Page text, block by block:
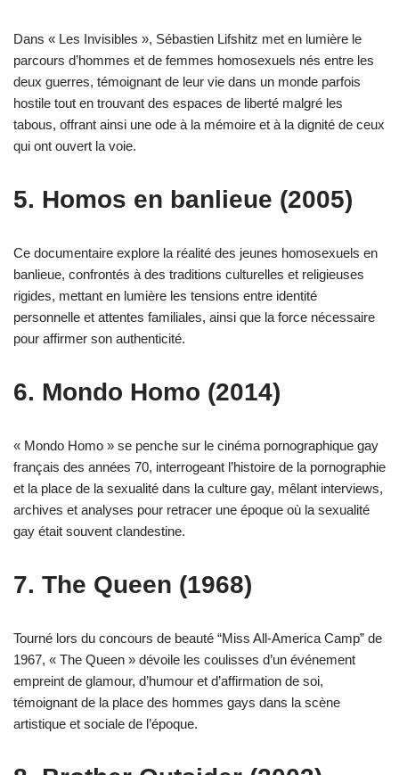
Dans « Les Invisibles », Sébastien Lifshitz met en lumière le
parcours d’hommes et de femmes homosexuels nés entre les
deux guerres, témoignant de leur vie dans un monde parfois
hostile tout en trouvant des espaces de liberté malgré les
tabous, offrant ainsi une ode à la mémoire et à la dignité de ceux
qui ont ouvert la voie.
5. Homos en banlieue (2005)
Ce documentaire explore la réalité des jeunes homosexuels en
banlieue, confrontés à des traditions culturelles et religieuses
rigides, mettant en lumière les tensions entre identité
personnelle et attentes familiales, ainsi que la force nécessaire
pour affirmer son authenticité.
6. Mondo Homo (2014)
« Mondo Homo » se penche sur le cinéma pornographique gay
français des années 70, interrogeant l’histoire de la pornographie
et la place de la sexualité dans la culture gay, mêlant interviews,
archives et analyses pour retracer une époque où la sexualité
gay était souvent clandestine.
7. The Queen (1968)
Tourné lors du concours de beauté “Miss All-America Camp” de
1967, « The Queen » dévoile les coulisses d’un événement
empreint de glamour, d’humour et d’affirmation de soi,
témoignant de la place des hommes gays dans la scène
artistique et sociale de l’époque.